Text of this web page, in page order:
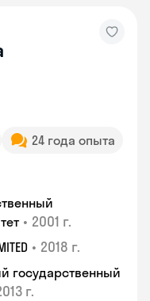
24 года опыта
• 2001 г.
• 2018 г.
государственный
г.